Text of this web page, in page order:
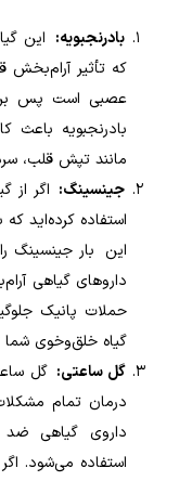
بادرنجبویه: این
که تأثیر
عصبی است پس
بادرنجبویه
مانند تپش قلب،
جینسینگ: اگر از
استفاده کرده‌اید
این بار جینسینگ
داروهای گیاهی
حملات پانیک
گیاه خلق‌وخوی
گل ساعتی: گل
درمان تمام
داروی گیاهی ضد
استفاده می‌شود.